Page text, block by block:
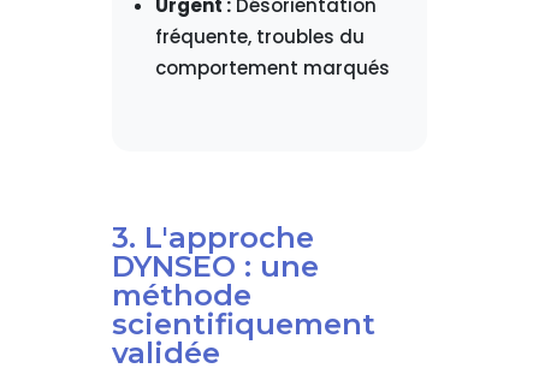
Urgent :Désorientation
fréquente, troubles du
comportement marqués
3. L'approche
DYNSEO : une
méthode
scientifiquement
validée